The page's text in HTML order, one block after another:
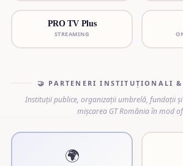
PRO TV Plus
STREAMING
🤝 PARTENERI INSTITUȚIONALI &
Instituții publice, organizații umbrelă, fundații
mișcarea GT România în mod
🌍